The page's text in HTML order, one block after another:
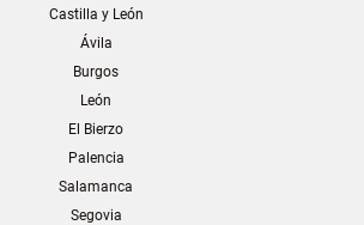
Castilla y León
Ávila
Burgos
León
El Bierzo
Palencia
Salamanca
Segovia